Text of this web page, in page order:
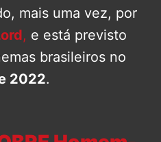
mais uma vez, por
, e está previsto
brasileiros no
2022.